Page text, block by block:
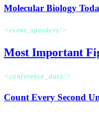
Molecular Biology
<event_speakers/>
Most Important
<conference_date/>
Count Every Second